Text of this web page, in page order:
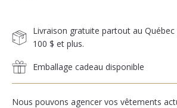
Livraison gratuite partout au
100 $ et plus.
Emballage cadeau disponible
Nous pouvons agencer vos vêtements